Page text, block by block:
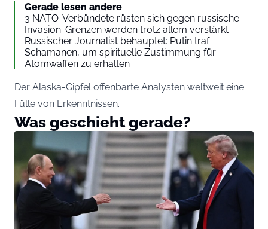
Gerade lesen andere
3 NATO-Verbündete rüsten sich gegen russische
Invasion: Grenzen werden trotz allem verstärkt
Russischer Journalist behauptet: Putin traf
Schamanen, um spirituelle Zustimmung für
Atomwaffen zu erhalten
Der Alaska-Gipfel offenbarte Analysten weltweit eine
Fülle von Erkenntnissen.
Was geschieht gerade?